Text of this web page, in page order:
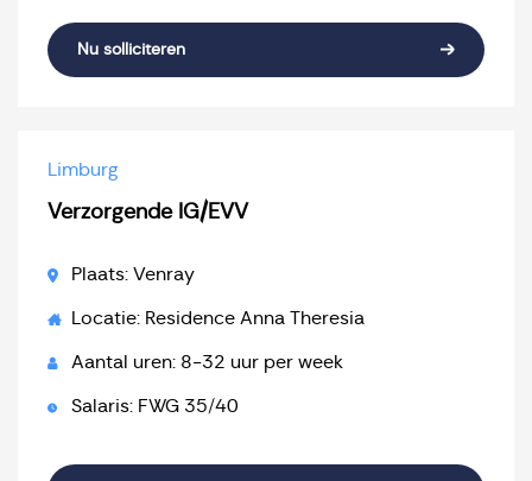
Nu solliciteren
Limburg
Verzorgende IG/EVV
Plaats: Venray
Locatie: Residence Anna Theresia
Aantal uren: 8-32 uur per week
Salaris: FWG 35/40